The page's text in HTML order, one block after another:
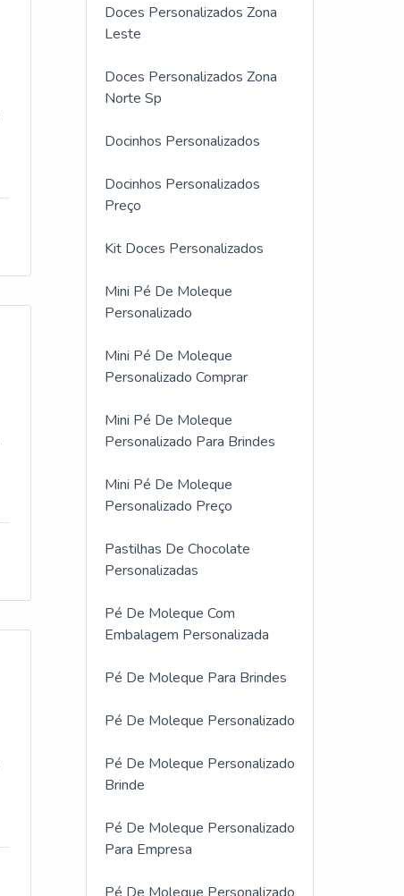
Doces Personalizados Zona
Leste
Doces Personalizados Zona
Norte Sp
Docinhos Personalizados
Docinhos Personalizados
Preço
Kit Doces Personalizados
Mini Pé De Moleque
Personalizado
Mini Pé De Moleque
Personalizado Comprar
Mini Pé De Moleque
Personalizado Para Brindes
Mini Pé De Moleque
Personalizado Preço
Pastilhas De Chocolate
Personalizadas
Pé De Moleque Com
Embalagem Personalizada
Pé De Moleque Para Brindes
Pé De Moleque Personalizado
Pé De Moleque Personalizado
Brinde
Pé De Moleque Personalizado
Para Empresa